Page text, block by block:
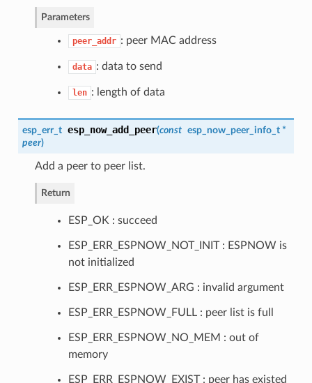
Parameters
peer_addr : peer MAC address
data : data to send
len : length of data
esp_err_t esp_now_add_peer(const esp_now_peer_info_t*
peer)
Add a peer to peer list.
Return
ESP_OK : succeed
ESP_ERR_ESPNOW_NOT_INIT : ESPNOW is
not initialized
ESP_ERR_ESPNOW_ARG : invalid argument
ESP_ERR_ESPNOW_FULL : peer list is full
ESP_ERR_ESPNOW_NO_MEM : out of
memory
ESP_ERR_ESPNOW_EXIST : peer has existed